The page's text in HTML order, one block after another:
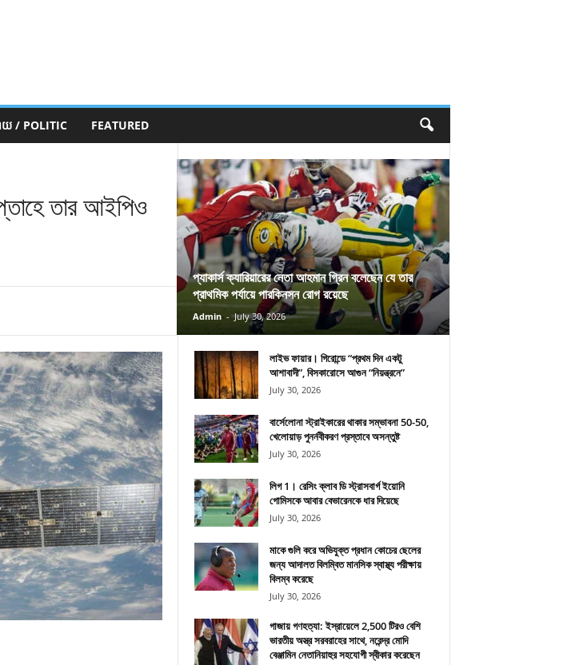
/ POLITIC FEATURED
তার আইপিও
প্যাকার্স ক্যারিয়ারের নেতা আহমান গ্রিন বলেছেন যে তার
প্রাথমিক পর্যায়ে পারকিনসন রোগ রয়েছে
Admin - July 30, 2026
লাইভ ফায়ার। গিরোন্ডে “প্রথম দিন একটু
আশাবাদী”, বিসকারোসে আগুন “নিয়ন্ত্রনে”
July 30, 2026
বার্সেলোনা স্ট্রাইকারের থাকার সম্ভাবনা 50-50,
খেলোয়াড় পুনর্নবীকরণ প্রস্তাবে অসন্তুষ্ট
July 30, 2026
লিগ 1। রেসিং ক্লাব ডি স্ট্রাসবার্গ ইয়োনি
গোমিসকে আবার বেভারেনকে ধার দিয়েছে
July 30, 2026
মাকে গুলি করে অভিযুক্ত প্রধান কোচের ছেলের
জন্য আদালত বিলম্বিত মানসিক স্বাস্থ্য পরীক্ষায়
বিলম্ব করেছে
July 30, 2026
গাজায় গণহত্যা: ইস্রায়েলে 2,500 টিরও বেশি
ভারতীয় অস্ত্র সরবরাহের সাথে, নরেন্দ্র মোদি
বেঞ্জামিন নেতানিয়াহুর সহযোগী স্বীকার করেছেন